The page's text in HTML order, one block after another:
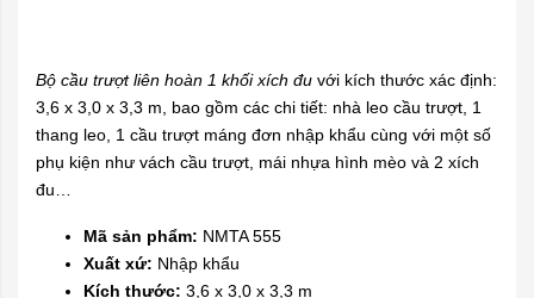
Bộ cầu trượt liên hoàn 1 khối xích đu với kích thước xác định:
3,6 x 3,0 x 3,3 m, bao gồm các chi tiết: nhà leo cầu trượt, 1
thang leo, 1 cầu trượt máng đơn nhập khẩu cùng với một số
phụ kiện như vách cầu trượt, mái nhựa hình mèo và 2 xích
đu…
Mã sản phẩm: NMTA 555
Xuất xứ: Nhập khẩu
Kích thước: 3,6 x 3,0 x 3,3 m